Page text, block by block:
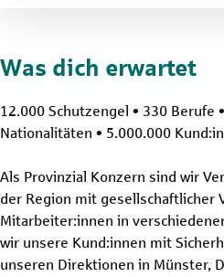
Was dich erwartet
12.000 Schutzengel • 330 Berufe
Nationalitäten • 5.000.000
Als Provinzial Konzern sind wir
der Region mit gesellschaftlicher
Mitarbeiter:innen in
wir unsere Kund:innen mit
unseren Direktionen in Münster,